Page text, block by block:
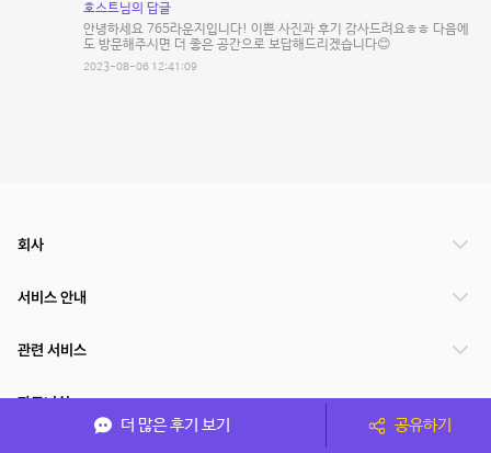
호스트님의 답글
안녕하세요 765라운지입니다! 이쁜 사진과 후기 감사드려요ㅎㅎ 다음에
도 방문해주시면 더 좋은 공간으로 보답해드리겠습니다😊
2023-08-06 12:41:09
더 많은 후기 보기 공유하기
회사
서비스 안내
관련 서비스
파트너쉽